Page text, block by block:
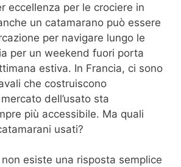
eccellenza per le crociere in
un catamarano può essere
per navigare lungo le
per un weekend fuori porta
estiva. In Francia, ci sono
che costruiscono
dell’usato sta
più accessibile. Ma quali
usati?
esiste una risposta semplice